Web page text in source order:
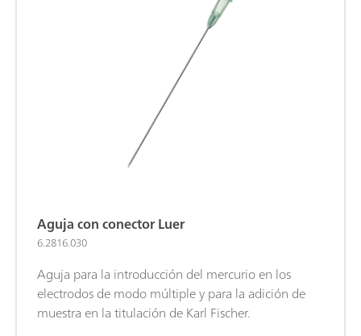
Aguja con conector Luer
6.2816.030
Aguja para la introducción del mercurio en los
electrodos de modo múltiple y para la adición de
muestra en la titulación de Karl Fischer.